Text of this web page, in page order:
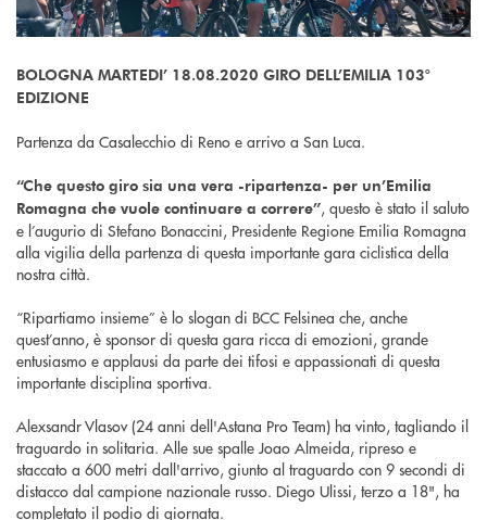
BOLOGNA MARTEDI’ 18.08.2020 GIRO DELL’EMILIA 103°
EDIZIONE
Partenza da Casalecchio di Reno e arrivo a San Luca.
“Che questo giro sia una vera -ripartenza- per un’Emilia
Romagna che vuole continuare a correre”, questo è stato il saluto
e l’augurio di Stefano Bonaccini, Presidente Regione Emilia Romagna
alla vigilia della partenza di questa importante gara ciclistica della
nostra città.
“Ripartiamo insieme” è lo slogan di BCC Felsinea che, anche
quest’anno, è sponsor di questa gara ricca di emozioni, grande
entusiasmo e applausi da parte dei tifosi e appassionati di questa
importante disciplina sportiva.
Alexsandr Vlasov (24 anni dell'Astana Pro Team) ha vinto, tagliando il
traguardo in solitaria. Alle sue spalle Joao Almeida, ripreso e
staccato a 600 metri dall'arrivo, giunto al traguardo con 9 secondi di
distacco dal campione nazionale russo. Diego Ulissi, terzo a 18", ha
completato il podio di giornata.